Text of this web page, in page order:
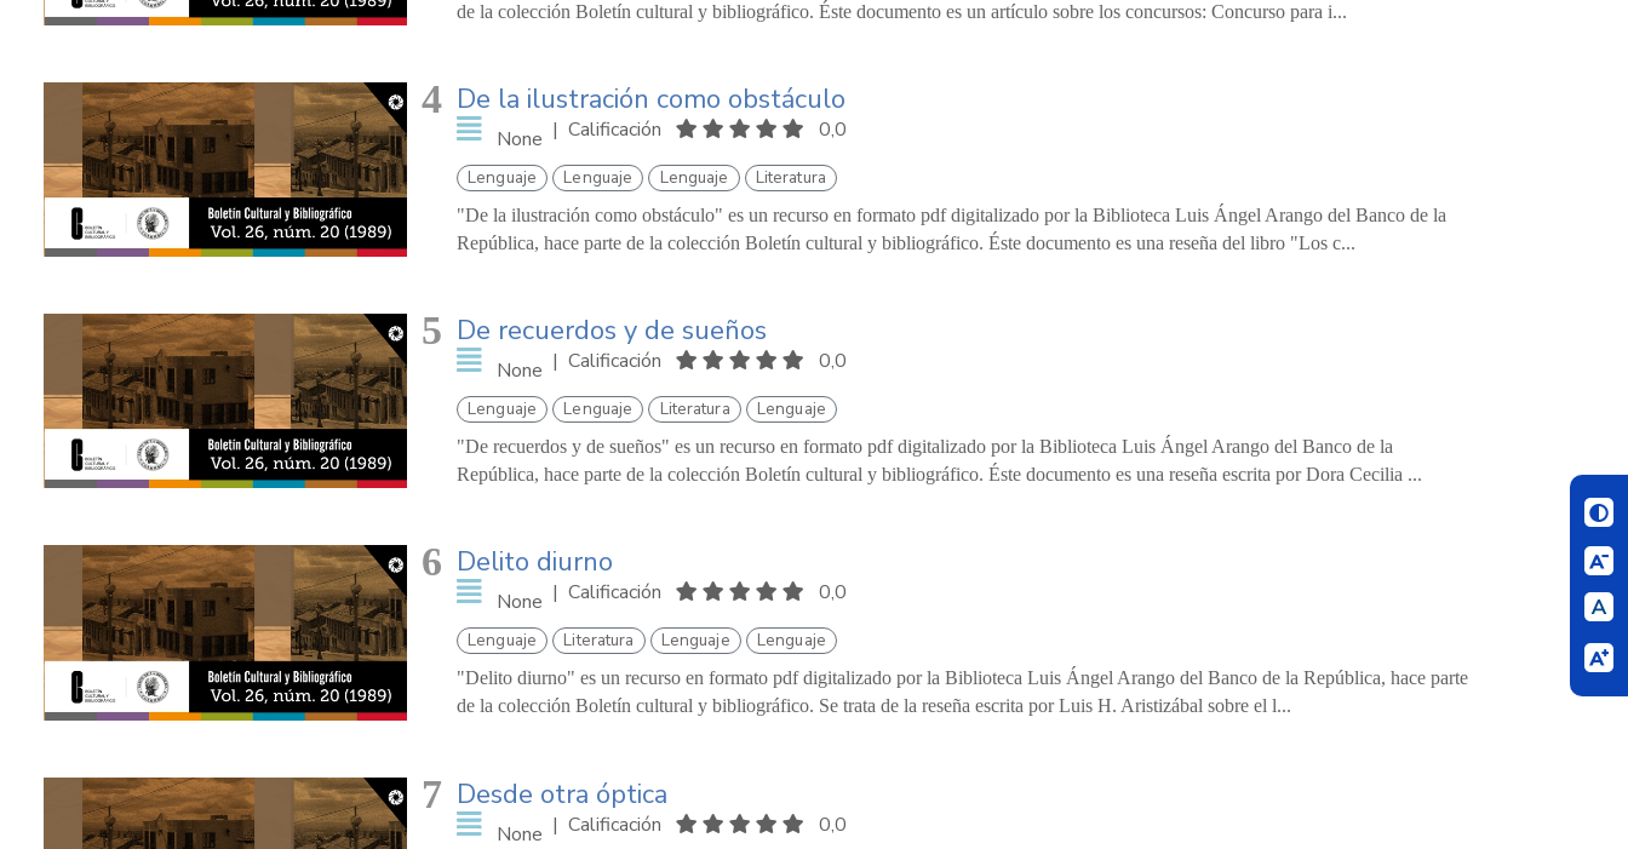
de la colección Boletín cultural y bibliográfico. Éste documento es un artículo sobre los concursos: Concurso para i...
4 De la ilustración como obstáculo
None | Calificación 0,0
Lenguaje Lenguaje Lenguaje Literatura
"De la ilustración como obstáculo" es un recurso en formato pdf digitalizado por la Biblioteca Luis Ángel Arango del Banco de la
República, hace parte de la colección Boletín cultural y bibliográfico. Éste documento es una reseña del libro "Los c...
5 De recuerdos y de sueños
None | Calificación 0,0
Lenguaje Lenguaje Literatura Lenguaje
"De recuerdos y de sueños" es un recurso en formato pdf digitalizado por la Biblioteca Luis Ángel Arango del Banco de la
República, hace parte de la colección Boletín cultural y bibliográfico. Éste documento es una reseña escrita por Dora Cecilia ...
6 Delito diurno
None | Calificación 0,0
Lenguaje Literatura Lenguaje Lenguaje
"Delito diurno" es un recurso en formato pdf digitalizado por la Biblioteca Luis Ángel Arango del Banco de la República, hace parte
de la colección Boletín cultural y bibliográfico. Se trata de la reseña escrita por Luis H. Aristizábal sobre el l...
7 Desde otra óptica
None | Calificación 0,0